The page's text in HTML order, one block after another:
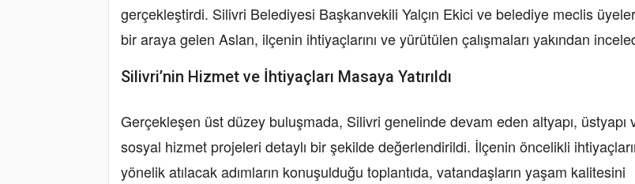
gerçekleştirdi. Silivri Belediyesi Başkanvekili Yalçın Ekici ve belediye meclis
bir araya gelen Aslan, ilçenin ihtiyaçlarını ve yürütülen çalışmaları yakından
Silivri’nin Hizmet ve İhtiyaçları Masaya Yatırıldı
Gerçekleşen üst düzey buluşmada, Silivri genelinde devam eden altyapı, üstyapı
sosyal hizmet projeleri detaylı bir şekilde değerlendirildi. İlçenin öncelikli
yönelik atılacak adımların konuşulduğu toplantıda, vatandaşların yaşam kalitesini